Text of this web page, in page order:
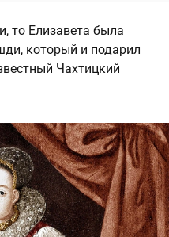
то Елизавета была
который и подарил
Чахтицкий